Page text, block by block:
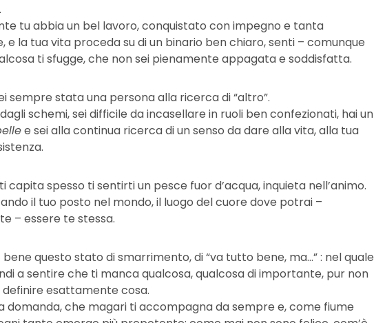
tu abbia un bel lavoro, conquistato con impegno e tanta
e la tua vita proceda su di un binario ben chiaro, senti – comunque
ti sfugge, che non sei pienamente appagata e soddisfatta.
sempre stata una persona alla ricerca di “altro”.
schemi, sei difficile da incasellare in ruoli ben confezionati, hai un
e sei alla continua ricerca di un senso da dare alla vita, alla tua
capita spesso ti sentirti un pesce fuor d’acqua, inquieta nell’animo.
il tuo posto nel mondo, il luogo del cuore dove potrai –
– essere te stessa.
questo stato di smarrimento, di “va tutto bene, ma…” : nel quale
a sentire che ti manca qualcosa, qualcosa di importante, pur non
esattamente cosa.
domanda, che magari ti accompagna da sempre e, come fiume